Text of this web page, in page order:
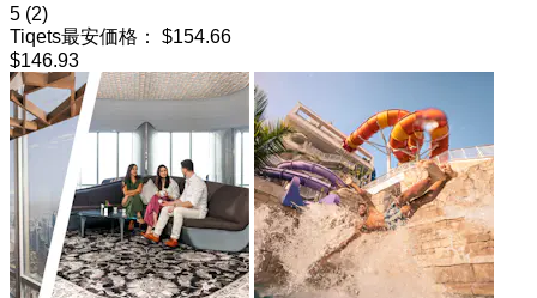
5 (2)
Tiqets最安価格：
$154.66
$146.93